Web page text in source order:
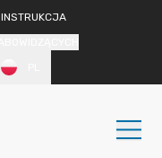
INSTRUKCJA